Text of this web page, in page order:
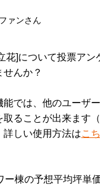
ァンさん
花]について投票アン
んか？
能では、他のユーザ
取ることが出来ます
しい使用方法はこ
ー棟の予想平均坪単